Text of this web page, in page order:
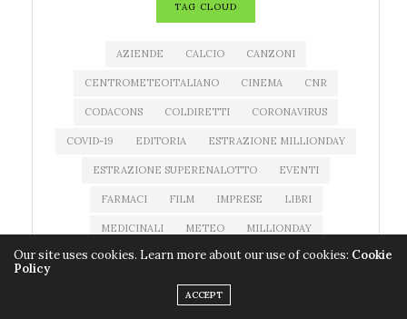
TAG CLOUD
AZIENDE CALCIO CANZONI
CENTROMETEOITALIANO CINEMA CNR
CODACONS COLDIRETTI CORONAVIRUS
COVID-19 EDITORIA ESTRAZIONE MILLIONDAY
ESTRAZIONE SUPERENALOTTO EVENTI
FARMACI FILM IMPRESE LIBRI
MEDICINALI METEO MILLIONDAY
MILLIONDAY LOTTOMATICA MOSTRE MUSICA
NEWS MUSICA NOTIZIATESTA
Our site uses cookies. Learn more about our use of cookies: Cookie
Policy
ACCEPT